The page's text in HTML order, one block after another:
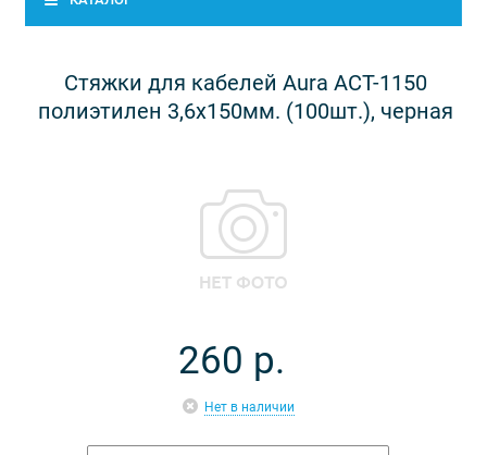
Стяжки для кабелей Aura ACT-1150
полиэтилен 3,6х150мм. (100шт.), черная
260 р.
Нет в наличии